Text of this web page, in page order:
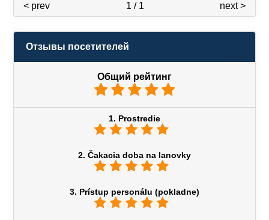
next >
< prev 1 / 1
Отзывы посетителей
Общий рейтинг
1. Prostredie
2. Čakacia doba na lanovky
3. Prístup personálu (pokladne)